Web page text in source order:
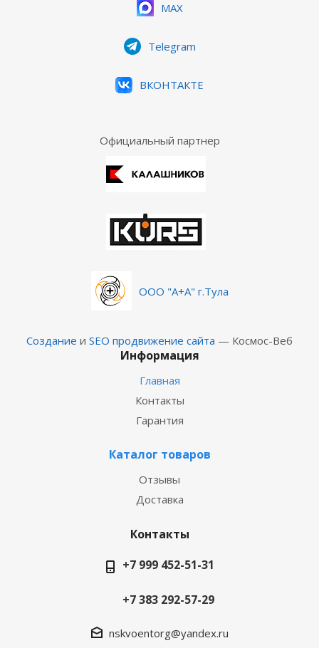
MAX
Telegram
ВКОНТАКТЕ
Официальный партнер
ООО "А+А" г.Тула
Создание и SEO продвижение сайта — Космос-Веб
Информация
Главная
Контакты
Гарантия
Каталог товаров
Отзывы
Доставка
Контакты
+7 999 452-51-31
+7 383 292-57-29
nskvoentorg@yandex.ru